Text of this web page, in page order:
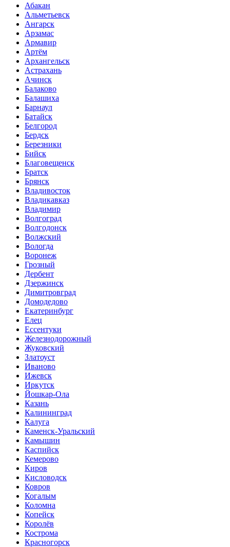
Абакан
Альметьевск
Ангарск
Арзамас
Армавир
Артём
Архангельск
Астрахань
Ачинск
Балаково
Балашиха
Барнаул
Батайск
Белгород
Бердск
Березники
Бийск
Благовещенск
Братск
Брянск
Владивосток
Владикавказ
Владимир
Волгоград
Волгодонск
Волжский
Вологда
Воронеж
Грозный
Дербент
Дзержинск
Димитровград
Домодедово
Екатеринбург
Елец
Ессентуки
Железнодорожный
Жуковский
Златоуст
Иваново
Ижевск
Иркутск
Йошкар-Ола
Казань
Калининград
Калуга
Каменск-Уральский
Камышин
Каспийск
Кемерово
Киров
Кисловодск
Ковров
Когалым
Коломна
Копейск
Королёв
Кострома
Красногорск